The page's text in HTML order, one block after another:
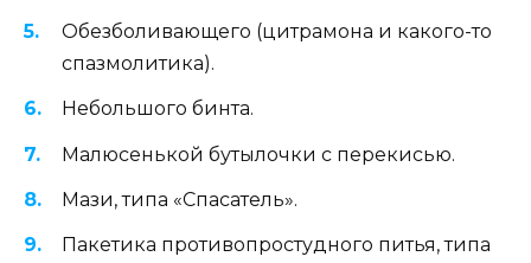
Обезболивающего (цитрамона и какого-то
спазмолитика).
Небольшого бинта.
Малюсенькой бутылочки с перекисью.
Мази, типа «Спасатель».
Пакетика противопростудного питья, типа